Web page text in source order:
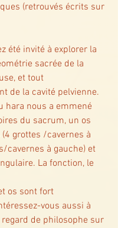
(retrouvés écrits sur
été invité à explorer la
sacrée de la
et tout
de la cavité pelvienne.
hara nous a emmené
du sacrum, un os
grottes /cavernes à
cavernes à gauche) et
La fonction, le
os sont fort
vous aussi à
regard de philosophe sur